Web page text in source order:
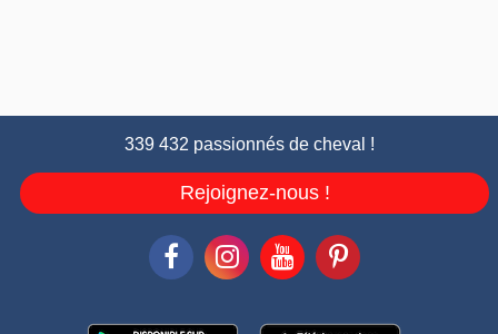
339 432 passionnés de cheval !
Rejoignez-nous !